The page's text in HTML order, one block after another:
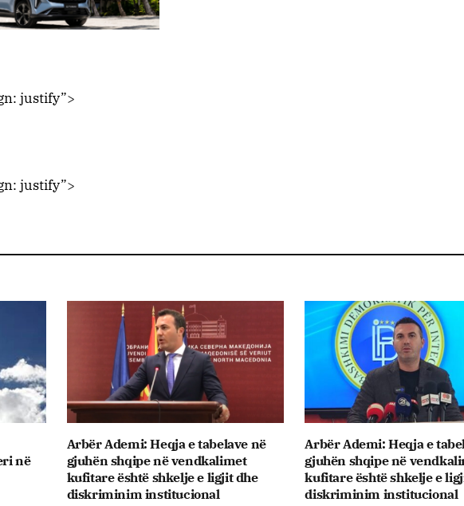
justify”>
justify”>
në
Arbër Ademi: Heqja e tabelave në
gjuhën shqipe në vendkalimet
kufitare është shkelje e ligjit dhe
diskriminim institucional
Arbër Ademi: Heqja e
gjuhën shqipe në
kufitare është shkelje e
diskriminim institucional